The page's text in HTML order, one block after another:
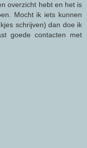
overzicht hebt en het is
Mocht ik iets kunnen
schrijven) dan doe ik
goede contacten met